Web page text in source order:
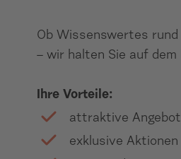
Ob Wissenswertes rund
– wir halten Sie auf dem
Ihre Vorteile:
attraktive
exklusive Aktionen